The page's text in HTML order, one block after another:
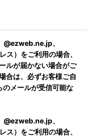
、
）をご利用の場合、
ルが届かない場合がご
合は、必ずお客様ご自
メールが受信可能な
、
）をご利用の場合、